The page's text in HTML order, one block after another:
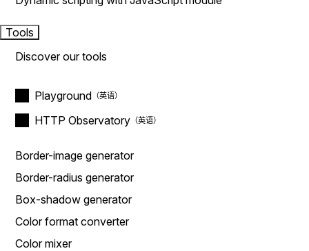
Tools
Discover our tools
Playground
HTTP Observatory
Border-image generator
Border-radius generator
Box-shadow generator
Color format converter
Color mixer